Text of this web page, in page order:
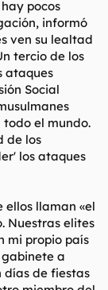
pocos
informó
ven su lealtad
tercio de los
ataques
Social
el mundo.
de los
los ataques
ellos llaman «el
Nuestras elites
mi propio país
a
días de fiestas